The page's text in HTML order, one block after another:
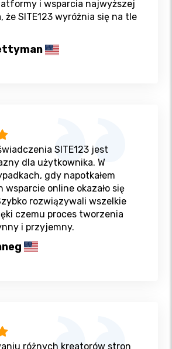
i wsparcia najwyższej
że SITE123 wyróżnia się na tle
SITE123 jest
dla użytkownika. W
gdy napotkałem
wsparcie online okazało się
rozwiązywali wszelkie
czemu proces tworzenia
i przyjemny.
różnych kreatorów stron